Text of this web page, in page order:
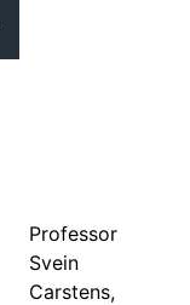
Professor
Svein
Carstens,